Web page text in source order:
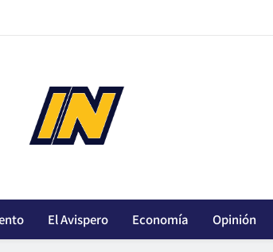
El Avispero Economía Opinión